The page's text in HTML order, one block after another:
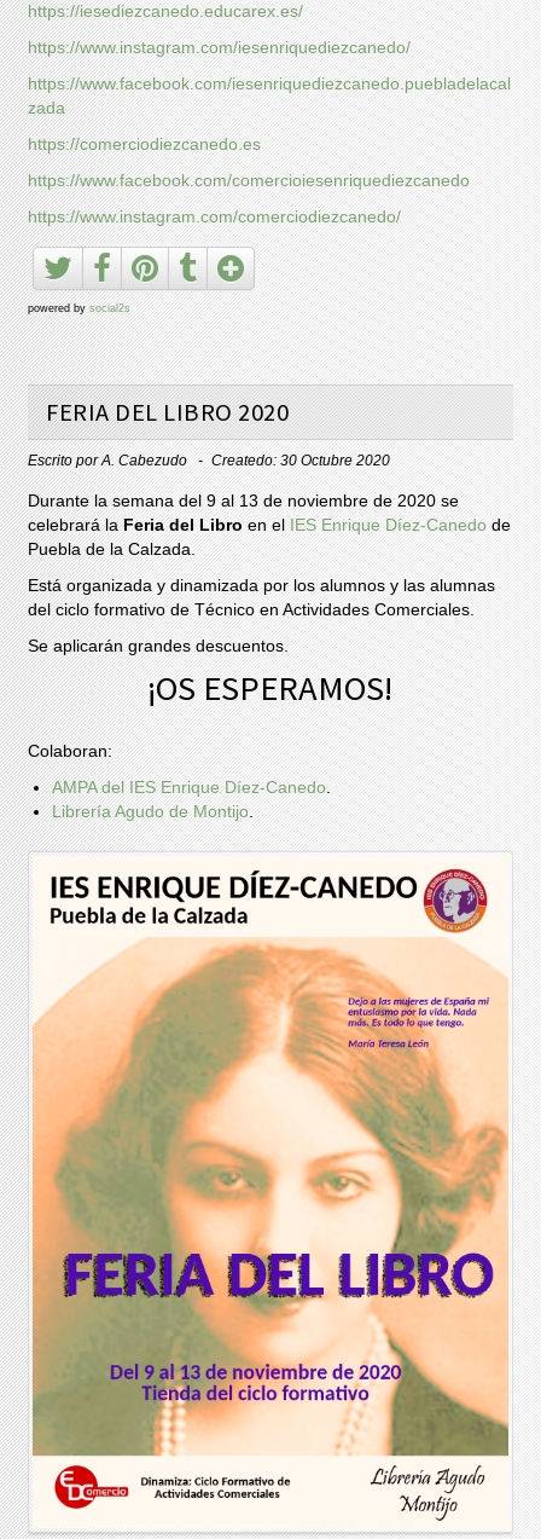
https://iesediezcanedo.educarex.es/
https://www.instagram.com/iesenriquediezcanedo/
https://www.facebook.com/iesenriquediezcanedo.puebladelacal
zada
https://comerciodiezcanedo.es
https://www.facebook.com/comercioiesenriquediezcanedo
https://www.instagram.com/comerciodiezcanedo/
powered bysocial2s
FERIA DEL LIBRO 2020
Escrito porA. Cabezudo Createdo: 30 Octubre 2020
Durante la semana del 9 al 13 de noviembre de 2020 se
celebrará la Feria del Libro en el IES Enrique Díez-Canedo de
Puebla de la Calzada.
Está organizada y dinamizada por los alumnos y las alumnas
del ciclo formativo de Técnico en Actividades Comerciales.
Se aplicarán grandes descuentos.
¡OS ESPERAMOS!
Colaboran:
AMPA del IES Enrique Díez-Canedo
Librería Agudo de Montijo